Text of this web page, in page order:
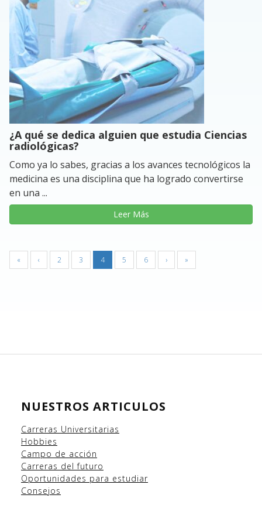
¿A qué se dedica alguien que estudia Ciencias
radiológicas?
Como ya lo sabes, gracias a los avances tecnológicos la
medicina es una disciplina que ha logrado convertirse
en una ...
Leer Más
« ‹ 2 3 4 5 6 › »
NUESTROS ARTICULOS
Carreras Universitarias
Hobbies
Campo de acción
Carreras del futuro
Oportunidades para estudiar
Consejos